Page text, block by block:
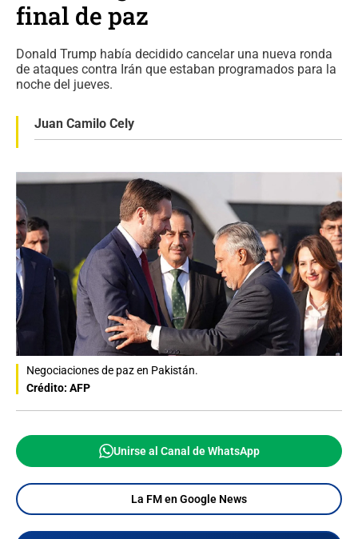
final de paz
Donald Trump había decidido cancelar una nueva ronda
de ataques contra Irán que estaban programados para la
noche del jueves.
Juan Camilo Cely
Negociaciones de paz en Pakistán.
Crédito: AFP
Unirse al Canal de WhatsApp
La FM en Google News